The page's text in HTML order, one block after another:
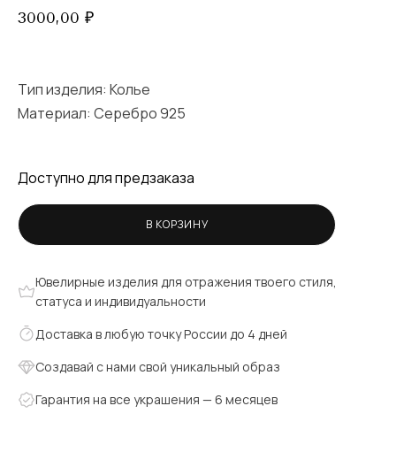
3000,00 ₽
Тип изделия: Колье
Материал: Серебро 925
Доступно для предзаказа
В КОРЗИНУ
Ювелирные изделия для отражения твоего стиля,
статуса и индивидуальности
Доставка в любую точку России до 4 дней
Создавай с нами свой уникальный образ
Гарантия на все украшения — 6 месяцев